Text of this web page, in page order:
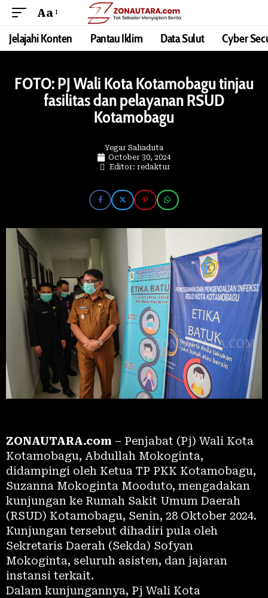
Aa
Jelajahi Konten Pantau Iklim Data Sulut Cyber
FOTO: PJ Wali Kota Kotamobagu tinjau
fasilitas dan pelayanan RSUD
Kotamobagu
Yegar Sahaduta
October 30, 2024
Editor: redaktur
ZONAUTARA.com – Penjabat (Pj) Wali Kota
Kotamobagu, Abdullah Mokoginta,
didampingi oleh Ketua TP PKK Kotamobagu,
Suzanna Mokoginta Mooduto, mengadakan
kunjungan ke Rumah Sakit Umum Daerah
(RSUD) Kotamobagu, Senin, 28 Oktober 2024.
Kunjungan tersebut dihadiri pula oleh
Sekretaris Daerah (Sekda) Sofyan
Mokoginta, seluruh asisten, dan jajaran
instansi terkait.
Dalam kunjungannya, Pj Wali Kota